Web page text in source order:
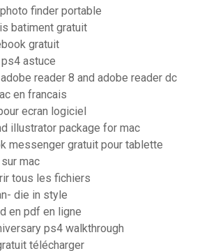
finder portable
batiment gratuit
gratuit
astuce
reader 8 and adobe reader dc
en francais
ecran logiciel
illustrator package for mac
messenger gratuit pour tablette
mac
tous les fichiers
die in style
en pdf en ligne
ps4 walkthrough
télécharger